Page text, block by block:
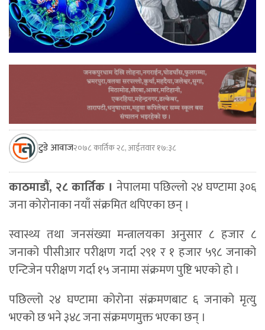
टुडे आवाज२०७८ कार्तिक २८, आईतवार १७:३८
काठमाडौं, २८ कार्तिक । नेपालमा पछिल्लो २४ घण्टामा ३०६
जना कोरोनाका नयाँ संक्रमित थपिएका छन् ।
स्वास्थ्य तथा जनसंख्या मन्त्रालयका अनुसार ८ हजार ८
जनाको पीसीआर परीक्षण गर्दा २९१ र १ हजार ५९८ जनाको
एन्टिजेन परीक्षण गर्दा १५ जनामा संक्रमण पुष्टि भएको हो ।
पछिल्लो २४ घण्टामा कोरोना संक्रमणबाट ६ जनाको मृत्यु
भएको छ भने ३४८ जना संक्रमणमुक्त भएका छन् ।